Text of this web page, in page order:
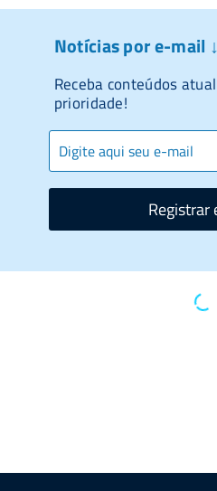
Notícias por e-mail ↓
Receba conteúdos
prioridade!
Registrar